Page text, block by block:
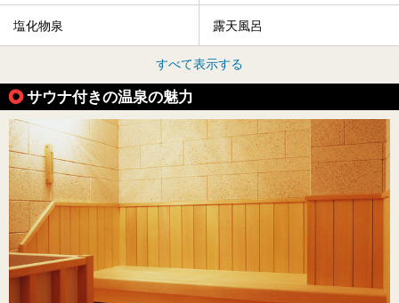
塩化物泉 露天風呂
すべて表示する
サウナ付きの温泉の魅力